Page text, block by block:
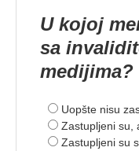
U kojoj
sa
medijima?
Uopšte nisu
Zastupljeni su,
Zastupljeni su